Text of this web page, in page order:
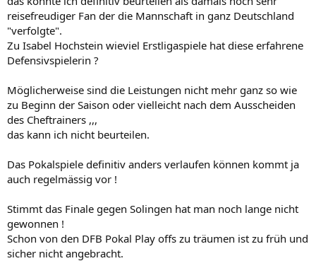
reisefreudiger Fan der die Mannschaft in ganz Deutschland
"verfolgte".
Zu Isabel Hochstein wieviel Erstligaspiele hat diese erfahrene
Defensivspielerin ?
Möglicherweise sind die Leistungen nicht mehr ganz so wie
zu Beginn der Saison oder vielleicht nach dem Ausscheiden
des Cheftrainers ,,,
das kann ich nicht beurteilen.
Das Pokalspiele definitiv anders verlaufen können kommt ja
auch regelmässig vor !
Stimmt das Finale gegen Solingen hat man noch lange nicht
gewonnen !
Schon von den DFB Pokal Play offs zu träumen ist zu früh und
sicher nicht angebracht.